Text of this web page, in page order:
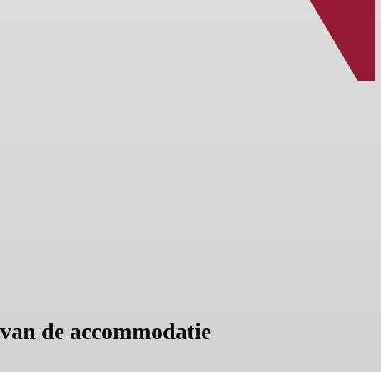
de accommodatie